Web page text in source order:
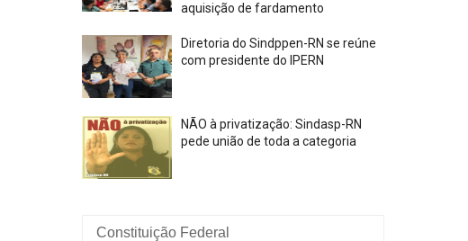
aquisição de fardamento
Diretoria do Sindppen-RN se reúne
com presidente do IPERN
NÃO à privatização: Sindasp-RN
pede união de toda a categoria
Constituição Federal